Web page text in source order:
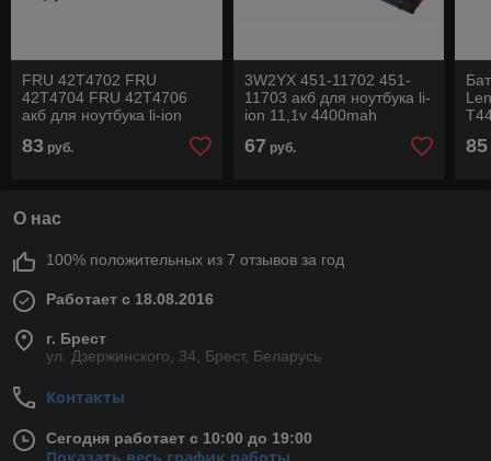
FRU 42T4702 FRU
42T4704 FRU 42T4706
акб для ноутбука li-ion
83 руб.
3W2YX 451-11702 451-
11703 акб для ноутбука li-
ion 11,1v 4400mah
67 руб. 85
О нас
100% положительных из 7 отзывов за год
Работает с 18.08.2016
г. Брест
ул. Дзержинского, 34, Брест, Беларусь
Контакты
Сегодня работает с 10:00 до 19:00